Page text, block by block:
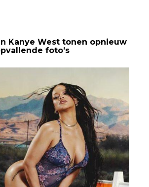
Kanye West tonen opnieuw
foto’s